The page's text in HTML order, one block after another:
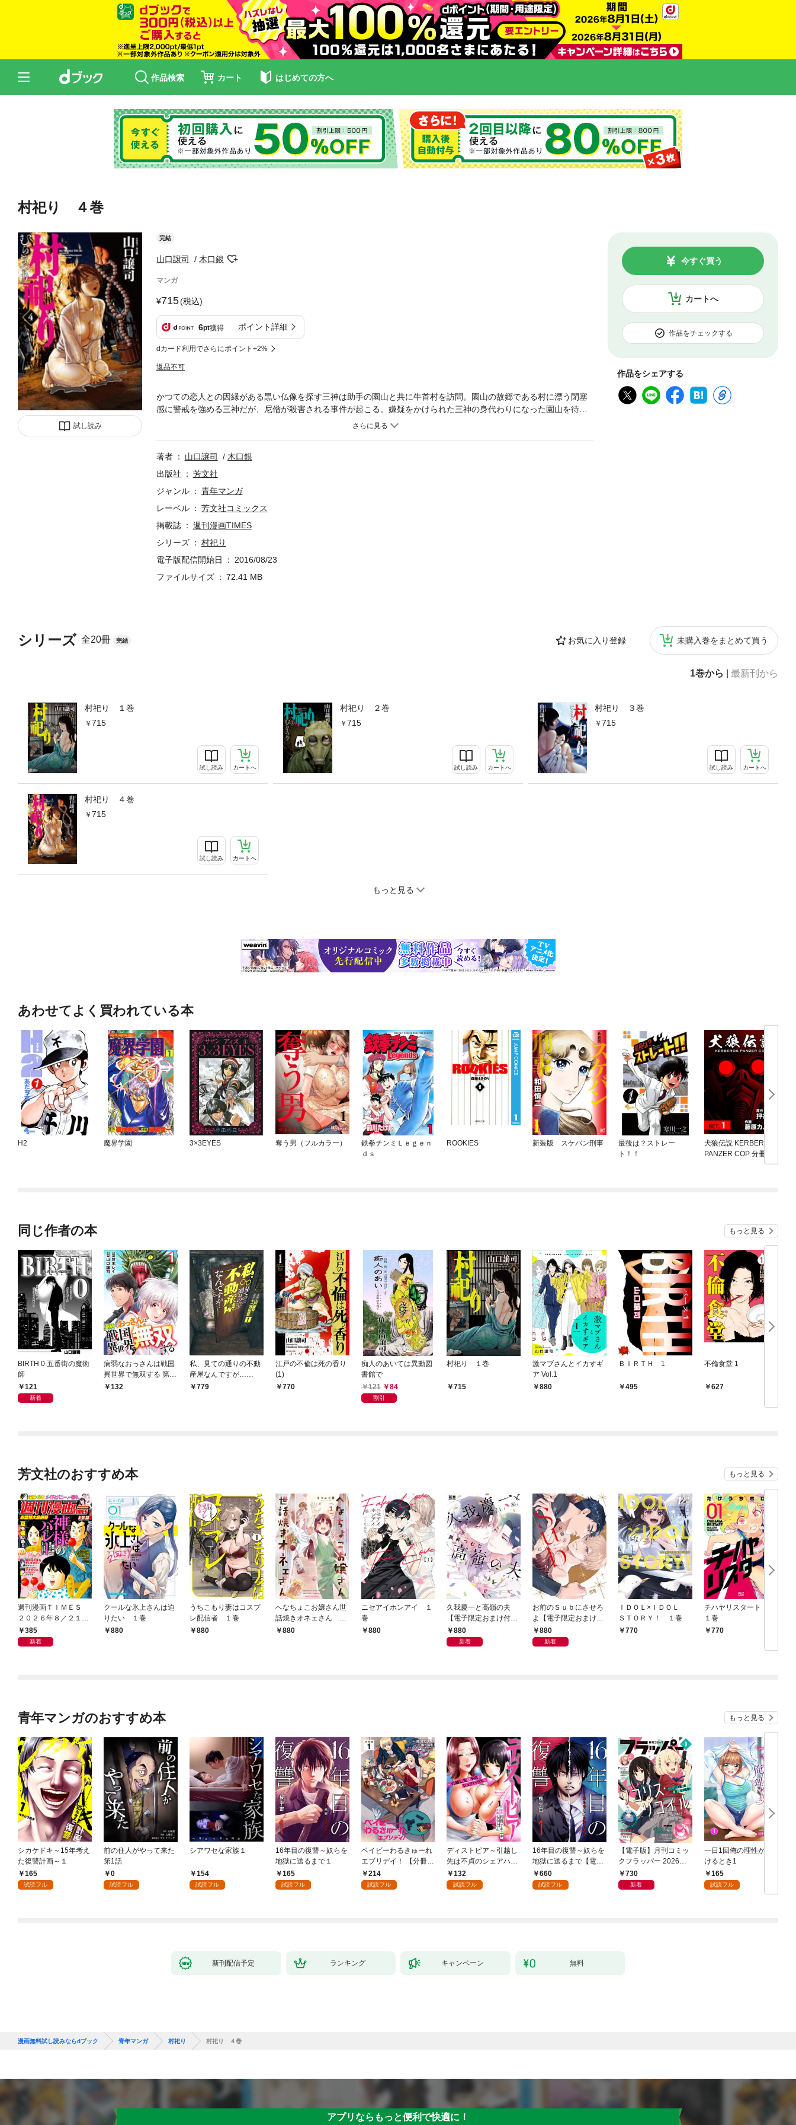
作品検索 カート はじめての方へ
村祀り ４巻
試し読み
完結
山口譲司 木口銀
マンガ
715(税込)
6pt獲得 ポイント詳細
dカード利用でさらにポイント+2%
返品不可
カートへ
今すぐ買う
作品をチェックする
作品をシェアする
シリーズ 全20冊 完結 お気に入り登録 未購入巻をまとめて買う
1巻から 最新刊から
村祀り １巻
715
試し読み カートへ
村祀り ２巻
715
試し読み カートへ
村祀り ３巻
715
試し読み カートへ
村祀り ４巻
715
試し読み カートへ
もっと見る
かつての恋人との因縁がある黒い仏像を探す三神は助手の園山と共に牛首村を訪問。園山の故郷である村に漂う閉塞
感に警戒を強める三神だが、尼僧が殺害される事件が起こる。嫌疑をかけられた三神の身代わりになった園山を待つ
著者 山口譲司
木口銀
出版社
芳文社
ジャンル
青年マンガ
レーベル
芳文社コミックス
掲載誌
週刊漫画TIMES
シリーズ
村祀り
電子版配信開始日
2016/08/23
ファイルサイズ
72.41 MB
あわせてよく買われている本
H2 魔界学園 3×3EYES 奪う男（フルカラー）
鉄拳チンミＬｅｇｅｎ
ｄｓ
ROOKIES 新装版 スケバン刑事
最後は？ストレー
ト！！
犬狼伝説 KERBEROS
PANZER COP 分冊版
同じ作者の本 もっと見る
BIRTH 0 五番街の魔術
師
121
新着
病弱なおっさんは戦国
異世界で無双する 第1
話132
私、見ての通りの不動
産屋なんですが…
（1）
779
江戸の不倫は死の香り
(1)
770
痴人のあいては異動図
書館で
121
84
割引
村祀り １巻
715
激マブさんとイカすギ
ア Vol.1
880
ＢＩＲＴＨ 1
495
不倫食堂 1
627
芳文社のおすすめ本 もっと見る
週刊漫画ＴＩＭＥＳ
２０２６年８／２１・
２８合併号
385
新着
クールな氷上さんは迫
りたい １巻
880
うちこもり妻はコスプ
レ配信者 １巻
880
へなちょこお嬢さん世
話焼きオネェさん １
巻880
ニセアイホンアイ １
巻
880
久我慶一と高嶺の夫
【電子限定おまけ付
き】880
新着
お前のＳｕｂにさせろ
よ【電子限定おまけ付
き】880
新着
ＩＤＯＬ×ＩＤＯＬ
ＳＴＯＲＹ！ １巻
770
チハヤリスタート！
１巻
770
青年マンガのおすすめ本 もっと見る
シカケドキ～15年考え
た復讐計画～１
165
試読フル
前の住人がやって来た
第1話
0
試読フル
シアワセな家族１
154
試読フル
16年目の復讐～奴らを
地獄に送るまで１
165
試読フル
ベイビーわるきゅーれ
エブリデイ！ 【分冊
版】 1
214
試読フル
ディストピア～引越し
先は不貞のシェアハウ
ス～１
132
試読フル
16年目の復讐～奴らを
地獄に送るまで【電子
単行本版】１
660
試読フル
【電子版】月刊コミッ
クフラッパー 2026年9
月号730
新着
一日1回俺の理性が負
けるとき1
165
試読フル
新刊配信予定 ランキング キャンペーン 無料
漫画無料試し読みならdブック 青年マンガ 村祀り 村祀り ４巻
アプリならもっと便利で快適に！